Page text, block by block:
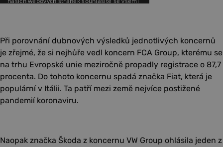
Při porovnání dubnových výsledků jednotlivých koncernů
je zřejmé, že si nejhůře vedl koncern FCA Group, kterému se
na trhu Evropské unie meziročně propadly registrace o 87,7
procenta. Do tohoto koncernu spadá značka Fiat, která je
populární v Itálii. Ta patří mezi země nejvíce postižené
pandemií koronaviru.
Naopak značka Škoda z koncernu VW Group ohlásila jeden z